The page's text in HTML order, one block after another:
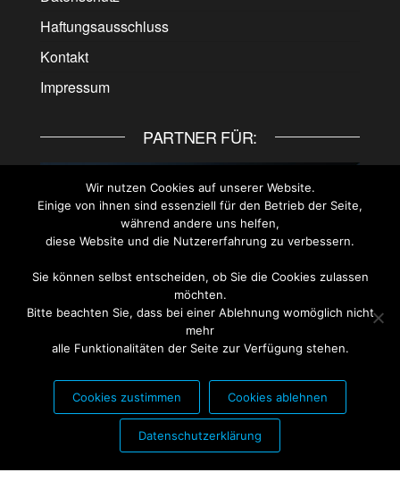
Haftungsausschluss
Kontakt
Impressum
PARTNER FÜR:
PARTNER FÜR:
Wir nutzen Cookies auf unserer Website.
Einige von ihnen sind essenziell für den Betrieb der Seite,
während andere uns helfen,
diese Website und die Nutzererfahrung zu verbessern.
Sie können selbst entscheiden, ob Sie die Cookies zulassen
möchten.
Bitte beachten Sie, dass bei einer Ablehnung womöglich nicht
mehr
alle Funktionalitäten der Seite zur Verfügung stehen.
Cookies zustimmen Cookies ablehnen
Datenschutzerklärung